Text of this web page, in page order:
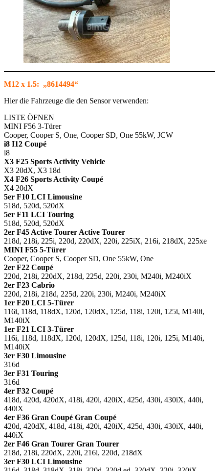
M12 x 1.5: „8614494“
Hier die Fahrzeuge die den Sensor verwenden:
LISTE ÖFNEN
MINI F56 3-Türer
Cooper, Cooper S, One, Cooper SD, One 55kW, JCW
i8 I12 Coupé
i8
X3 F25 Sports Activity Vehicle
X3 20dX, X3 18d
X4 F26 Sports Activity Coupé
X4 20dX
5er F10 LCI Limousine
518d, 520d, 520dX
5er F11 LCI Touring
518d, 520d, 520dX
2er F45 Active Tourer Active Tourer
218d, 218i, 225i, 220d, 220dX, 220i, 225iX, 216i, 218dX, 225xe
MINI F55 5-Türer
Cooper, Cooper S, Cooper SD, One 55kW, One
2er F22 Coupé
220d, 218i, 220dX, 218d, 225d, 220i, 230i, M240i, M240iX
2er F23 Cabrio
220d, 218i, 218d, 225d, 220i, 230i, M240i, M240iX
1er F20 LCI 5-Türer
116i, 118d, 118dX, 120d, 120dX, 125d, 118i, 120i, 125i, M140i,
M140iX
1er F21 LCI 3-Türer
116i, 118d, 118dX, 120d, 120dX, 125d, 118i, 120i, 125i, M140i,
M140iX
3er F30 Limousine
316d
3er F31 Touring
316d
4er F32 Coupé
418d, 420d, 420dX, 418i, 420i, 420iX, 425d, 430i, 430iX, 440i,
440iX
4er F36 Gran Coupé Gran Coupé
420d, 420dX, 418d, 418i, 420i, 420iX, 425d, 430i, 430iX, 440i,
440iX
2er F46 Gran Tourer Gran Tourer
218d, 218i, 220dX, 220i, 216i, 220d, 218dX
3er F30 LCI Limousine